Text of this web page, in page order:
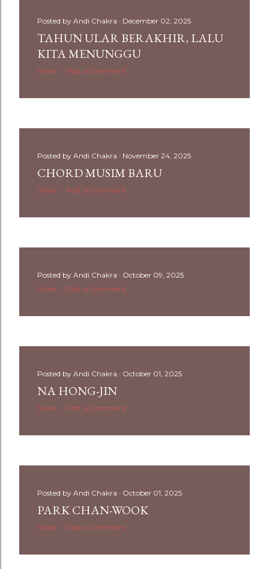
Posted by Andi Chakra December 02, 2025
TAHUN ULAR BERAKHIR, LALU
KITA MENUNGGU
Share Post a Comment
Posted by Andi Chakra November 24, 2025
CHORD MUSIM BARU
Share Post a Comment
Posted by Andi Chakra
October 09, 2025
Share
Post a Comment
Posted by Andi Chakra October 01, 2025
NA HONG-JIN
Share Post a Comment
Posted by Andi Chakra October 01, 2025
PARK CHAN-WOOK
Share Post a Comment